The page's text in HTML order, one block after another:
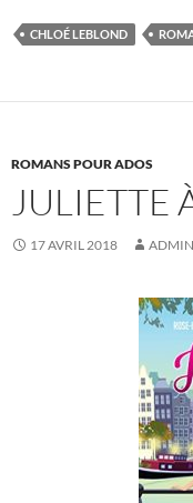
CHLOÉ LEBLOND
ROMANS POUR ADOS
JULIETTE
17 AVRIL 2018